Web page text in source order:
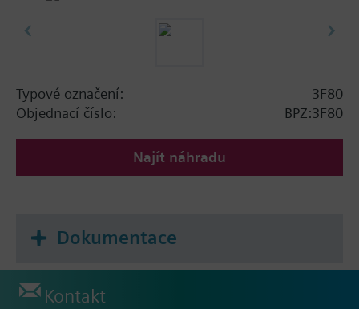
Typové označení:
3F80
Objednací číslo:
BPZ:3F80
Najít náhradu
Dokumentace
Kontakt